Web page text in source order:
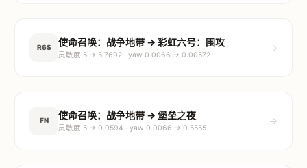
R6S 使命召唤：战争地带 → 彩虹六号：围攻
灵敏度 5 → 5.7692 · yaw 0.0066 → 0.00572
→
FN 使命召唤：战争地带 → 堡垒之夜
灵敏度 5 → 0.0594 · yaw 0.0066 → 0.5555
→